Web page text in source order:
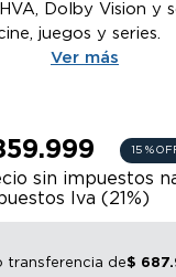
Dolby Vision y
juegos y series.
Ver más
15 %
sin impuestos
Iva (21%)
transferencia de$ 687.